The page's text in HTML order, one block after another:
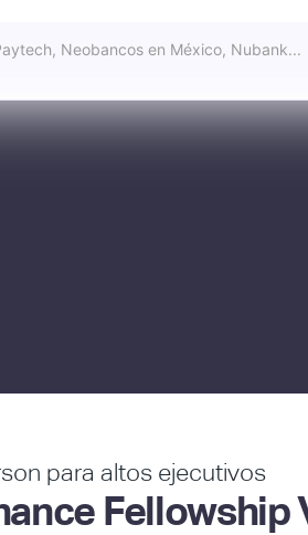
para altos ejecutivos
Fellowship